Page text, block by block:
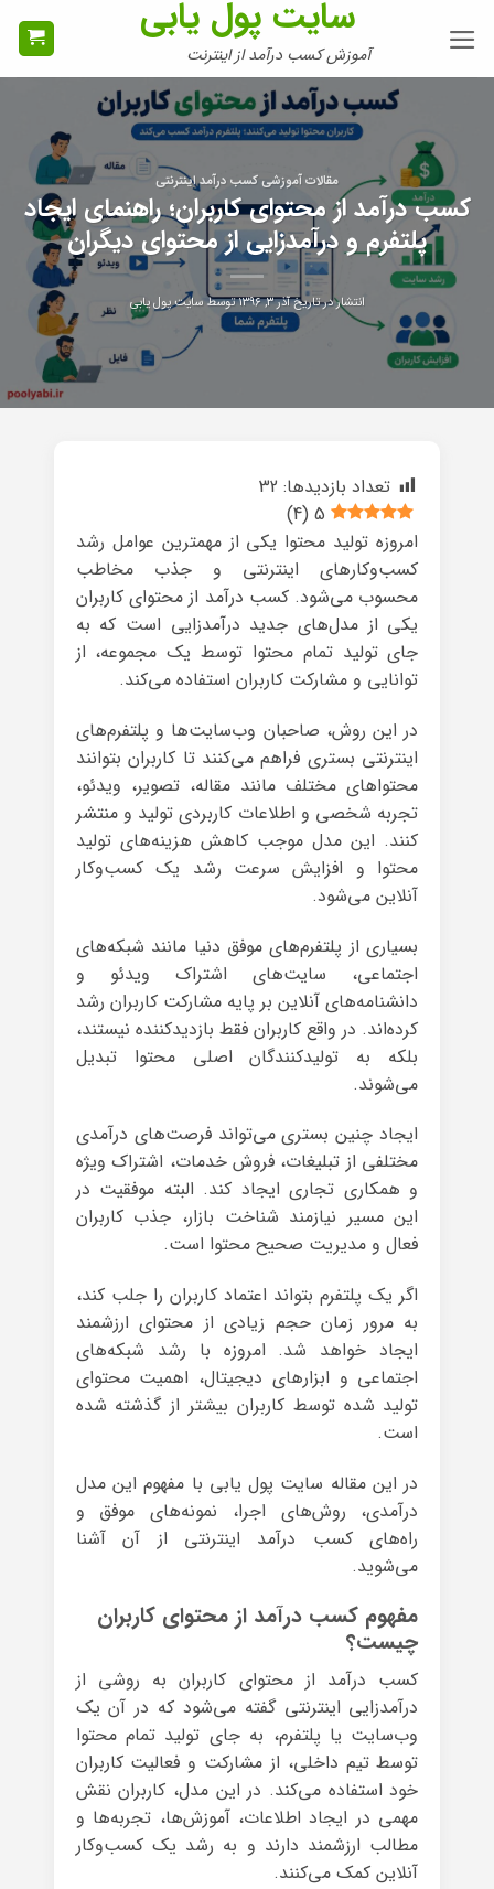
سایت پول یابی
آموزش کسب درآمد از اینترنت
مقالات آموزشی کسب درآمد اینترنتی
کسب درآمد از محتوای کاربران؛ راهنمای ایجاد
پلتفرم و درآمدزایی از محتوای دیگران
انتشار در تاریخآذر ۳, ۱۳۹۶ توسطسایت پول یابی
تعداد بازدیدها: 32
5
(
4
)
امروزه تولید محتوا یکی از مهمترین عوامل رشد
کسب‌وکارهای اینترنتی و جذب مخاطب
محسوب می‌شود. کسب درآمد از محتوای کاربران
یکی از مدل‌های جدید درآمدزایی است که به
جای تولید تمام محتوا توسط یک مجموعه، از
توانایی و مشارکت کاربران استفاده می‌کند.
در این روش، صاحبان وب‌سایت‌ها و پلتفرم‌های
اینترنتی بستری فراهم می‌کنند تا کاربران بتوانند
محتواهای مختلف مانند مقاله، تصویر، ویدئو،
تجربه شخصی و اطلاعات کاربردی تولید و منتشر
کنند. این مدل موجب کاهش هزینه‌های تولید
محتوا و افزایش سرعت رشد یک کسب‌وکار
آنلاین می‌شود.
بسیاری از پلتفرم‌های موفق دنیا مانند شبکه‌های
اجتماعی، سایت‌های اشتراک ویدئو و
دانشنامه‌های آنلاین بر پایه مشارکت کاربران رشد
کرده‌اند. در واقع کاربران فقط بازدیدکننده نیستند،
بلکه به تولیدکنندگان اصلی محتوا تبدیل
می‌شوند.
ایجاد چنین بستری می‌تواند فرصت‌های درآمدی
مختلفی از تبلیغات، فروش خدمات، اشتراک ویژه
و همکاری تجاری ایجاد کند. البته موفقیت در
این مسیر نیازمند شناخت بازار، جذب کاربران
فعال و مدیریت صحیح محتوا است.
اگر یک پلتفرم بتواند اعتماد کاربران را جلب کند،
به مرور زمان حجم زیادی از محتوای ارزشمند
ایجاد خواهد شد. امروزه با رشد شبکه‌های
اجتماعی و ابزارهای دیجیتال، اهمیت محتوای
تولید شده توسط کاربران بیشتر از گذشته شده
است.
در این مقاله سایت پول یابی با مفهوم این مدل
درآمدی، روش‌های اجرا، نمونه‌های موفق و
راه‌های کسب درآمد اینترنتی از آن آشنا
می‌شوید.
مفهوم کسب درآمد از محتوای کاربران
چیست؟
کسب درآمد از محتوای کاربران به روشی از
درآمدزایی اینترنتی گفته می‌شود که در آن یک
وب‌سایت یا پلتفرم، به جای تولید تمام محتوا
توسط تیم داخلی، از مشارکت و فعالیت کاربران
خود استفاده می‌کند. در این مدل، کاربران نقش
مهمی در ایجاد اطلاعات، آموزش‌ها، تجربه‌ها و
مطالب ارزشمند دارند و به رشد یک کسب‌وکار
آنلاین کمک می‌کنند.